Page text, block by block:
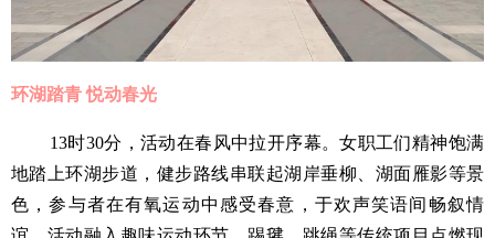
环湖踏青 悦动春光
13时30分，活动在春风中拉开序幕。女职工们精神饱满
地踏上环湖步道，健步路线串联起湖岸垂柳、湖面雁影等景
色，参与者在有氧运动中感受春意，于欢声笑语间畅叙情